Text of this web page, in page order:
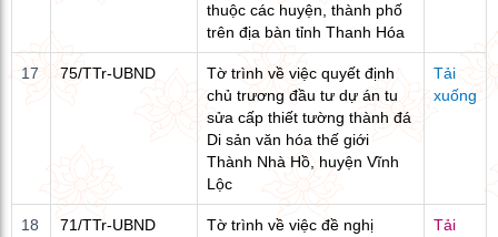
thuộc các huyện, thành phố
trên địa bàn tỉnh Thanh Hóa
17 75/TTr-UBND
Tờ trình về việc quyết định
chủ trương đầu tư dự án tu
sửa cấp thiết tường thành đá
Di sản văn hóa thế giới
Thành Nhà Hồ, huyện Vĩnh
Lộc
Tải
xuống
18 71/TTr-UBND
Tờ trình về việc đề nghị
Tải